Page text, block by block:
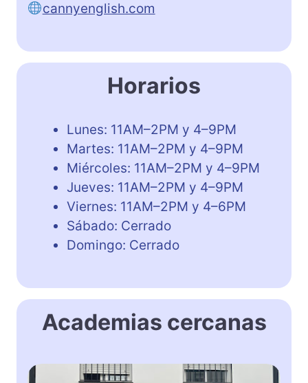
cannyenglish.com
Horarios
Lunes: 11AM–2PM y 4–9PM
Martes: 11AM–2PM y 4–9PM
Miércoles: 11AM–2PM y 4–9PM
Jueves: 11AM–2PM y 4–9PM
Viernes: 11AM–2PM y 4–6PM
Sábado: Cerrado
Domingo: Cerrado
Academias cercanas
E